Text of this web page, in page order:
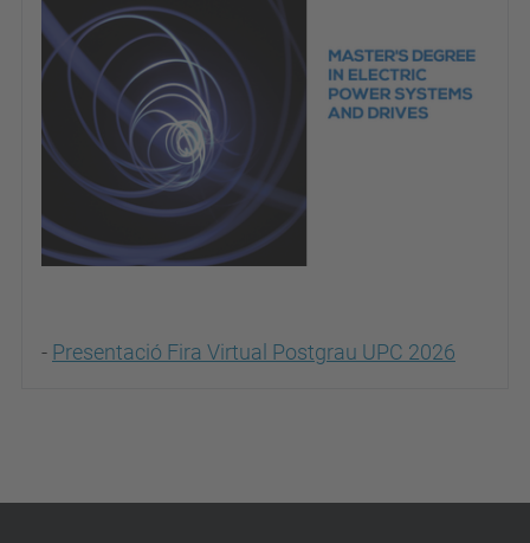
- Presentació Fira Virtual Postgrau UPC 2026